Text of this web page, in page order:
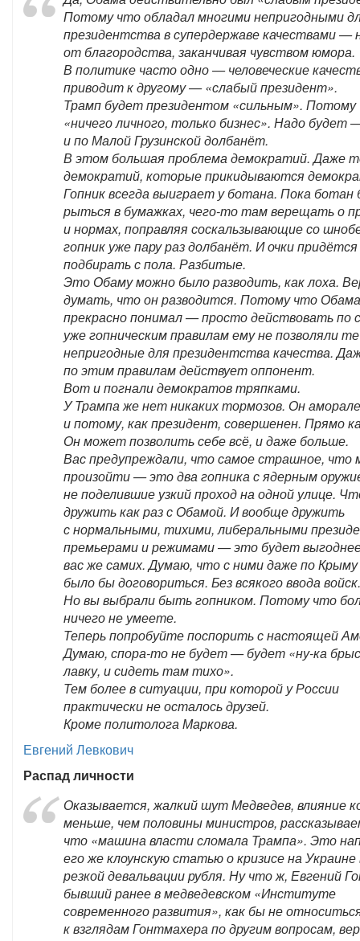
Потому что обладал многими непригодными
президентства в супердержаве качествами —
от благородства, заканчивая чувством юмора.
В политике часто одно — человеческие
приводит к другому — «слабый президент».
Трамп будет президентом «сильным».
«ничего личного, только бизнес». Надо будет
и по Малой Грузинской долбанёт.
В этом большая проблема демократий. Даже
демократий, которые прикидываются
Гопник всегда выиграет у ботана. Пока ботан
рыться в бумажках, чего-то там верещать о
и нормах, поправляя соскальзывающие со
гопник уже пару раз долбанёт. И очки придётся
подбирать с пола. Разбитые.
Это Обаму можно было разводить, как лоха.
думать, что он разводится. Потому что
прекрасно понимал — просто действовать по
уже гопническим правилам ему не позволяли
непригодные для президентства качества.
по этим правилам действует оппонент.
Вот и погнали демократов тряпками.
У Трампа же нет никаких тормозов. Он
и потому, как президент, совершенен. Прямо
Он может позволить себе всё, и даже больше.
Вас предупреждали, что самое страшное, что
произойти — это два гопника с ядерным
не поделившие узкий проход на одной улице.
дружить как раз с Обамой. И вообще дружить
с нормальными, тихими, либеральными
премьерами и режимами — это будет
вас же самих. Думаю, что с ними даже по
было бы договориться. Без всякого ввода войск.
Но вы выбрали быть гопником. Потому что
ничего не умеете.
Теперь попробуйте поспорить с настоящей
Думаю, спора-то не будет — будет «ну-ка
лавку, и сидеть там тихо».
Тем более в ситуации, при которой у России
практически не осталось друзей.
Кроме политолога Маркова.
Евгений Левкович
Распад личности
Оказывается, жалкий шут Медведев, влияние
меньше, чем половины министров,
что «машина власти сломала Трампа». Это
его же клоунскую статью о кризисе на
резкой девальвации рубля. Ну что ж, Евгений
бывший ранее в медведевском «Институте
современного развития», как бы не
к взглядам Гонтмахера по другим вопросам,